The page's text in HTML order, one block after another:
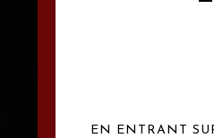
EN ENTRANT